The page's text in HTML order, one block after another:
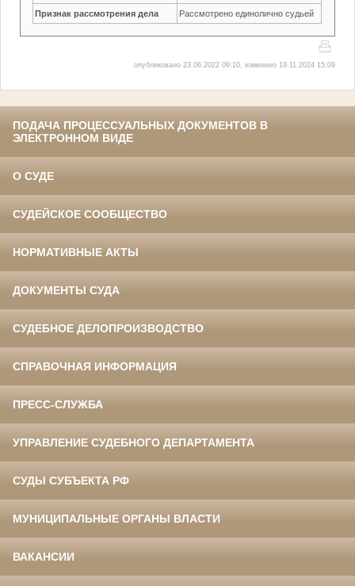
Признак рассмотрения дела Рассмотрено единолично судьей
опубликовано 23.06.2022 09:10, изменено 19.11.2024 15:09
ПОДАЧА ПРОЦЕССУАЛЬНЫХ ДОКУМЕНТОВ В
ЭЛЕКТРОННОМ ВИДЕ
О СУДЕ
СУДЕЙСКОЕ СООБЩЕСТВО
НОРМАТИВНЫЕ АКТЫ
ДОКУМЕНТЫ СУДА
СУДЕБНОЕ ДЕЛОПРОИЗВОДСТВО
СПРАВОЧНАЯ ИНФОРМАЦИЯ
ПРЕСС-СЛУЖБА
УПРАВЛЕНИЕ СУДЕБНОГО ДЕПАРТАМЕНТА
СУДЫ СУБЪЕКТА РФ
МУНИЦИПАЛЬНЫЕ ОРГАНЫ ВЛАСТИ
ВАКАНСИИ